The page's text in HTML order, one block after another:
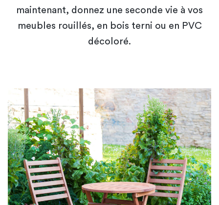
maintenant, donnez une seconde vie à vos
meubles rouillés, en bois terni ou en PVC
décoloré.